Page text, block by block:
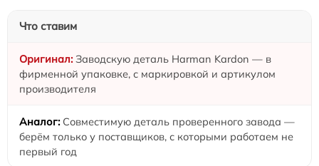
Что ставим
Заводскую деталь Harman Kardon — в
фирменной упаковке, с маркировкой и артикулом
производителя
Совместимую деталь проверенного завода —
берём только у поставщиков, с которыми работаем не
первый год